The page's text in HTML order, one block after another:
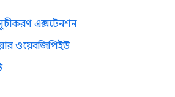
এক্সটেনশন
ওয়েবজিপিইউ